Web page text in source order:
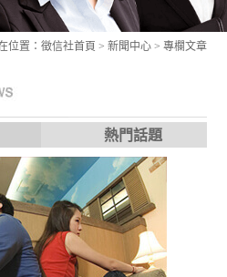
位置： 徵信社首頁 > 新聞中心 > 專欄文章
熱門話題